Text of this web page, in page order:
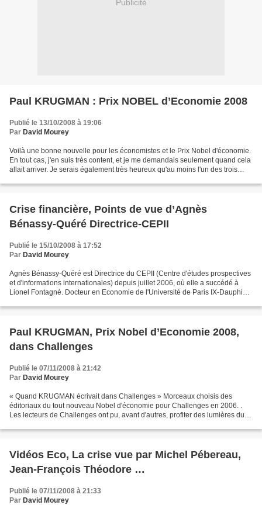
Publicité
Paul KRUGMAN : Prix NOBEL d’Economie 2008
Publié le 13/10/2008 à 19:06
Par David Mourey
Voilà une bonne nouvelle pour les économistes et le Prix Nobel d'économie.
En tout cas, j'en suis très content, et je me demandais seulement quand cela
allait arriver. Je serais également très heureux qu'au moins l'un des trois
Crise financière, Points de vue d’Agnès
Bénassy-Quéré Directrice-CEPII
Publié le 15/10/2008 à 17:52
Par David Mourey
Agnès Bénassy-Quéré est Directrice du CEPII (Centre d'études prospectives
et d'informations internationales) depuis juillet 2006, où elle a succédé à
Lionel Fontagné. Docteur en Economie de l'Université de Paris IX-Dauphine
Paul KRUGMAN, Prix Nobel d’Economie 2008,
dans Challenges
Publié le 07/11/2008 à 21:42
Par David Mourey
« Quand KRUGMAN écrivait dans Challenges » Morceaux choisis des
éditoriaux du tout nouveau Nobel d'économie pour Challenges en 2006. .
Les lecteurs de Challenges ont pu, avant d'autres, profiter des lumières du
Vidéos Eco, La crise vue par Michel Pébereau,
Jean-François Théodore …
Publié le 07/11/2008 à 21:33
Par David Mourey